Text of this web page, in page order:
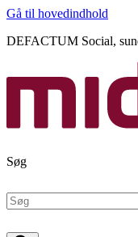
Gå til hovedindhold
DEFACTUM Social,
Søg